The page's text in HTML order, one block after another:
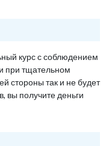
курс с соблюдением
при тщательном
стороны так и не будет
вы получите деньги